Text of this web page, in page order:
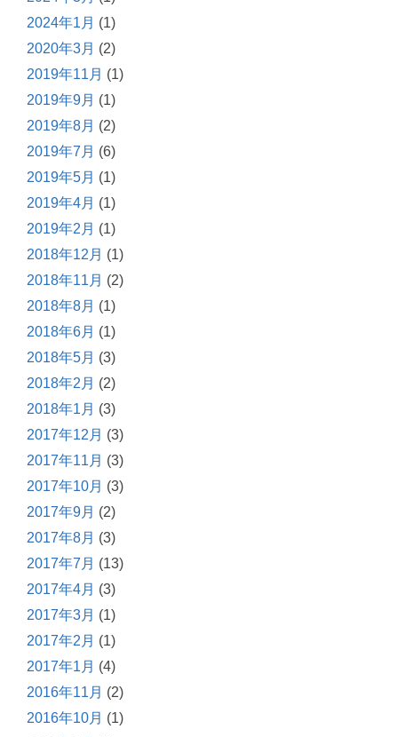
2024年1月 (1)
2020年3月 (2)
2019年11月 (1)
2019年9月 (1)
2019年8月 (2)
2019年7月 (6)
2019年5月 (1)
2019年4月 (1)
2019年2月 (1)
2018年12月 (1)
2018年11月 (2)
2018年8月 (1)
2018年6月 (1)
2018年5月 (3)
2018年2月 (2)
2018年1月 (3)
2017年12月 (3)
2017年11月 (3)
2017年10月 (3)
2017年9月 (2)
2017年8月 (3)
2017年7月 (13)
2017年4月 (3)
2017年3月 (1)
2017年2月 (1)
2017年1月 (4)
2016年11月 (2)
2016年10月 (1)